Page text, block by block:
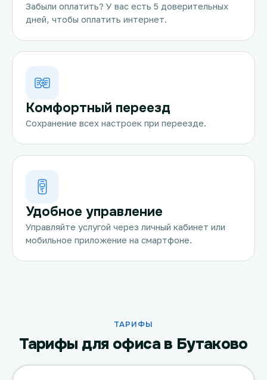
Забыли оплатить? У вас есть 5 доверительных
дней, чтобы оплатить интернет.
Комфортный переезд
Сохранение всех настроек при переезде.
Удобное управление
Управляйте услугой через личный кабинет или
мобильное приложение на смартфоне.
ТАРИФЫ
Тарифы для офиса в Бутаково